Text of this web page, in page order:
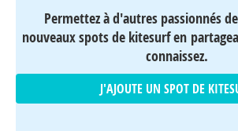
Permettez à d'autres passionnés
nouveaux spots de kitesurf en
connaissez.
J'AJOUTE UN SPOT DE